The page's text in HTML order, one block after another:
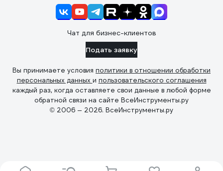
Чат для бизнес-клиентов
Подать заявку
Вы принимаете условия политики в отношении обработки
персональных данных и пользовательского соглашения
каждый раз, когда оставляете свои данные в любой форме
обратной связи на сайте ВсеИнструменты.ру
© 2006 — 2026. ВсеИнструменты.ру